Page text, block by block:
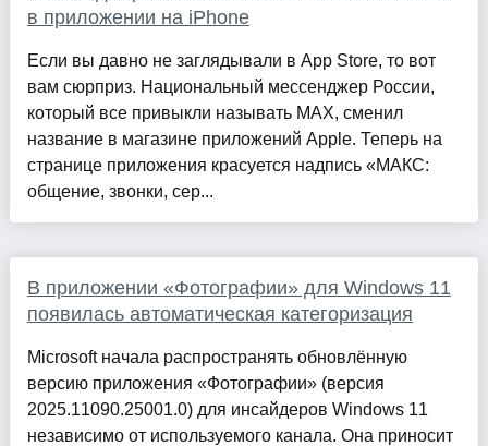
в приложении на iPhone
Если вы давно не заглядывали в App Store, то вот
вам сюрприз. Национальный мессенджер России,
который все привыкли называть MAX, сменил
название в магазине приложений Apple. Теперь на
странице приложения красуется надпись «МАКС:
общение, звонки, сер...
В приложении «Фотографии» для Windows 11
появилась автоматическая категоризация
Microsoft начала распространять обновлённую
версию приложения «Фотографии» (версия
2025.11090.25001.0) для инсайдеров Windows 11
независимо от используемого канала. Она приносит